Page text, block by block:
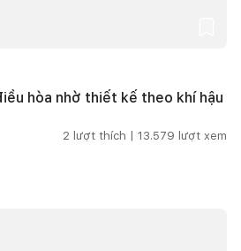
hòa nhờ thiết kế theo khí hậu
2 lượt thích | 13.579 lượt xem